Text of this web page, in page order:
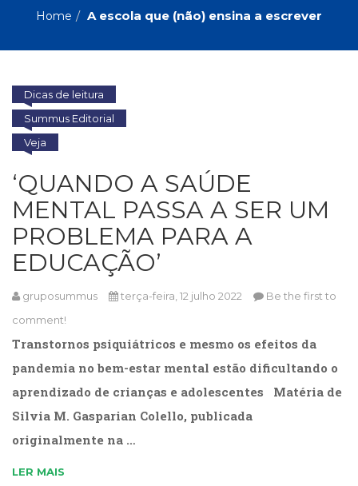
Direitos
Humanos
Biografias,
Depoimentos,
Vivências
(104)
Sociais
(102)
Cinema
(23)
Comportamento
(418)
Comunicação
(232)
Corpo
e
(226)
Crescimento
Interior
Criatividade
(14)
PROFESSORES
Home A escola que (não) ensina a escrever
Dicas de leitura
Summus Editorial
Veja
‘QUANDO A SAÚDE
MENTAL PASSA A SER UM
PROBLEMA PARA A
EDUCAÇÃO’
gruposummus terça-feira, 12 julho 2022
Be the first to
comment!
Transtornos psiquiátricos e mesmo os efeitos da
pandemia no bem-estar mental estão dificultando o
aprendizado de crianças e adolescentes Matéria de
Silvia M. Gasparian Colello, publicada
originalmente na …
LER MAIS